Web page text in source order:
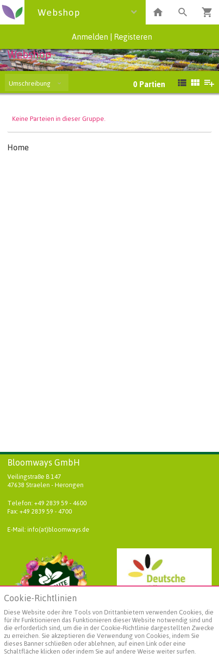
Webshop
Anmelden Registeren
Webshop
Umschreibung 0 Partien
Keine Parteien in dieser Gruppe.
Home
Bloomways GmbH
Veilingstraße B 147
47638 Straelen - Herongen
Telefon: +49 2839 59 - 4600
Fax: +49 2839 59 - 4700
E-Mail: info(at)bloomways.de
Weiterführende Informationen
Cookie-Richtlinien
Diese Website oder ihre Tools von Drittanbietern verwenden Cookies, die
für ihr Funktionieren das Funktionieren dieser Website notwendig sind und
die erforderlich sind, um die in der Cookie-Richtlinie dargestellten Zwecke
zu erreichen. Sie akzeptieren die Verwendung von Cookies, indem Sie
dieses Banner schließen oder ablehnen, auf einen Link oder eine
Schaltfläche klicken oder indem Sie auf andere Weise weiter surfen.